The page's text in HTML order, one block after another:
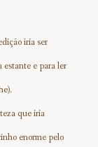
iria ser
e para ler
que iria
enorme pelo